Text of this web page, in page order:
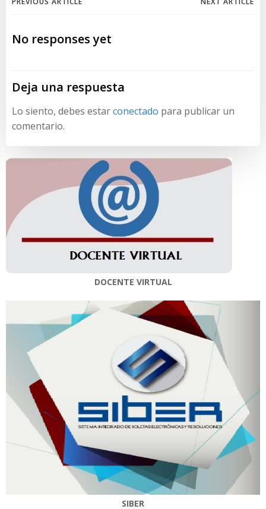
de
No responses yet
Deja una respuesta
Lo siento, debes estarconectado para publicar un
comentario.
DOCENTE VIRTUAL
SIBER